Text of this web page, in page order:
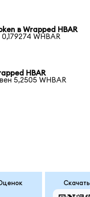
в Wrapped HBAR
0,179274 WHBAR
HBAR
5,2505 WHBAR
Скачать